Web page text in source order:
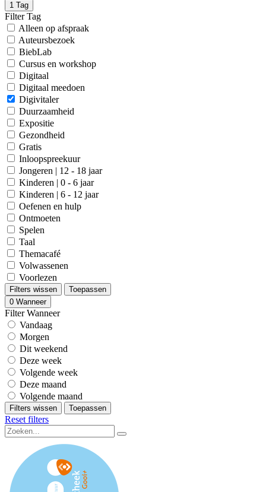
1 Tag
Filter Tag
Alleen op afspraak
Auteursbezoek
BiebLab
Cursus en workshop
Digitaal
Digitaal meedoen
Digivitaler
Duurzaamheid
Expositie
Gezondheid
Gratis
Inloopspreekuur
Jongeren | 12 - 18 jaar
Kinderen | 0 - 6 jaar
Kinderen | 6 - 12 jaar
Oefenen en hulp
Ontmoeten
Spelen
Taal
Themacafé
Volwassenen
Voorlezen
Filters wissen
Toepassen
0 Wanneer
Filter Wanneer
Vandaag
Morgen
Dit weekend
Deze week
Volgende week
Deze maand
Volgende maand
Filters wissen Toepassen
Reset filters